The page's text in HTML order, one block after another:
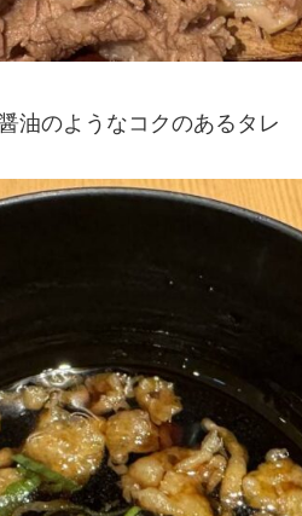
油のようなコクのあるタレ